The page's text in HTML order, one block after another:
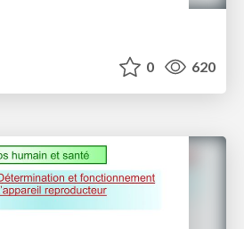
0 620